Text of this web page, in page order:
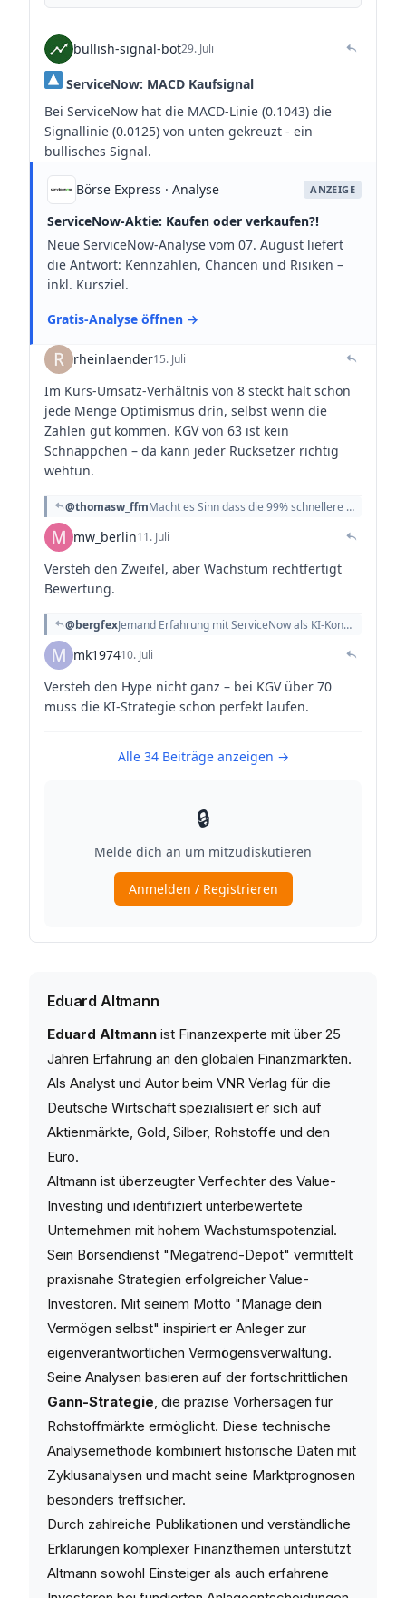
Eduard Altmann
Eduard Altmann ist Finanzexperte mit über 25
Jahren Erfahrung an den globalen Finanzmärkten.
Als Analyst und Autor beim VNR Verlag für die
Deutsche Wirtschaft spezialisiert er sich auf
Aktienmärkte, Gold, Silber, Rohstoffe und den
Euro.
Altmann ist überzeugter Verfechter des Value-
Investing und identifiziert unterbewertete
Unternehmen mit hohem Wachstumspotenzial.
Sein Börsendienst "Megatrend-Depot" vermittelt
praxisnahe Strategien erfolgreicher Value-
Investoren. Mit seinem Motto "Manage dein
Vermögen selbst" inspiriert er Anleger zur
eigenverantwortlichen Vermögensverwaltung.
Seine Analysen basieren auf der fortschrittlichen
Gann-Strategie , die präzise Vorhersagen für
Rohstoffmärkte ermöglicht. Diese technische
Analysemethode kombiniert historische Daten mit
Zyklusanalysen und macht seine Marktprognosen
besonders treffsicher.
Durch zahlreiche Publikationen und verständliche
Erklärungen komplexer Finanzthemen unterstützt
Altmann sowohl Einsteiger als auch erfahrene